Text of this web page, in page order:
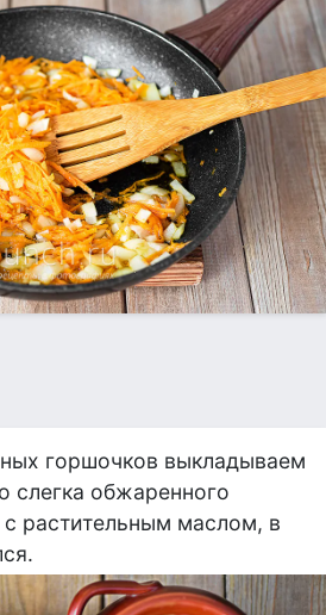
горшочков выкладываем
слегка обжаренного
с растительным маслом, в